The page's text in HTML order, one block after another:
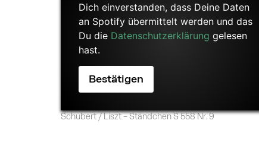
Dich einverstanden, dass Deine Daten
an Spotify übermittelt werden und das
Du die Datenschutzerklärung gelesen
hast.
Schubert / Liszt – Ständchen S 558 Nr. 9